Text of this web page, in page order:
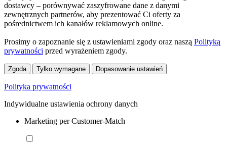
dostawcy – porównywać zaszyfrowane dane z danymi
zewnętrznych partnerów, aby prezentować Ci oferty za
pośrednictwem ich kanałów reklamowych online.
Prosimy o zapoznanie się z ustawieniami zgody oraz naszą Polityką
prywatności przed wyrażeniem zgody.
Zgoda Tylko wymagane Dopasowanie ustawień
Polityka prywatności
Indywidualne ustawienia ochrony danych
Marketing per Customer-Match